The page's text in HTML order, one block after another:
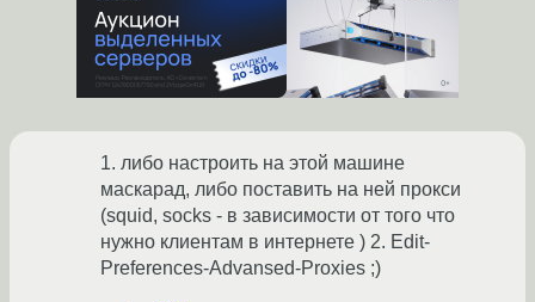
1. либо настроить на этой машине
маскарад, либо поставить на ней прокси
(squid, socks - в зависимости от того что
нужно клиентам в интернете ) 2. Edit-
Preferences-Advansed-Proxies ;)